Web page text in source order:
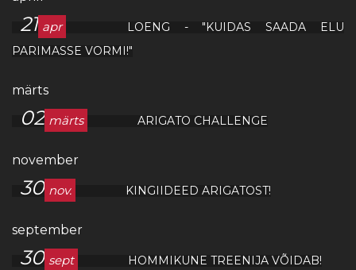
21 apr
LOENG - "KUIDAS SAADA ELU
PARIMASSE VORMI!"
märts
02 märts ARIGATO CHALLENGE
november
30 nov. KINGIIDEED ARIGATOST!
september
30 sept HOMMIKUNE TREENIJA VÕIDAB!